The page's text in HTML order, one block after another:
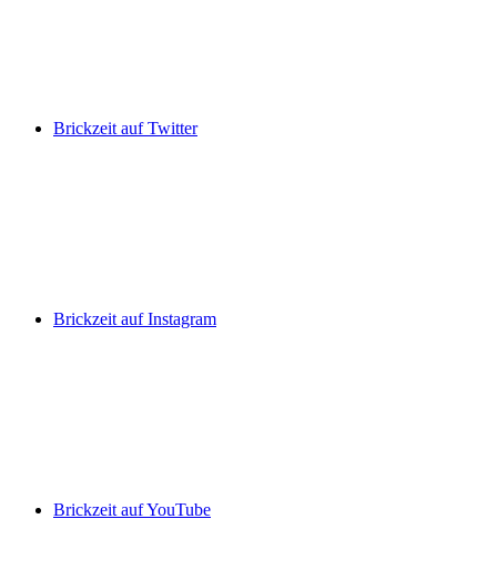
Brickzeit auf Twitter
Brickzeit auf Instagram
Brickzeit auf YouTube